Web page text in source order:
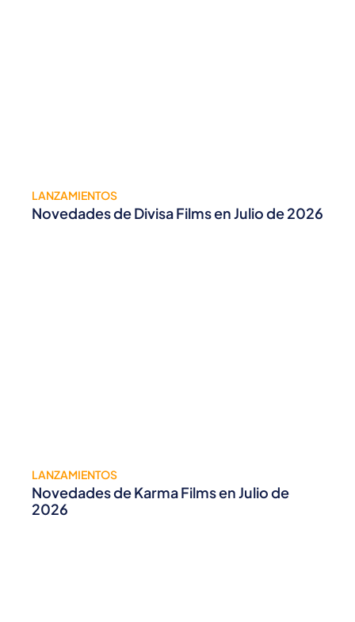
LANZAMIENTOS
Novedades de Divisa Films en Julio de 2026
LANZAMIENTOS
Novedades de Karma Films en Julio de
2026